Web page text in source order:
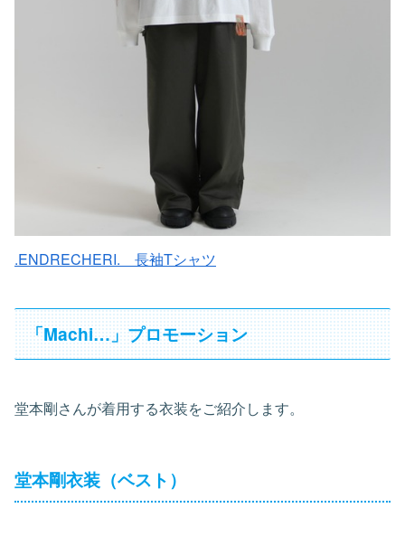
.ENDRECHERI. 長袖Tシャツ
「Machi…」プロモーション
堂本剛さんが着用する衣装をご紹介します。
堂本剛衣装（ベスト）